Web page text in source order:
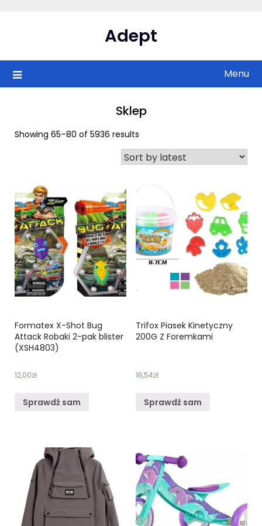
Adept
Menu
Sklep
Showing 65–80 of 5936 results
Formatex X-Shot Bug
Attack Robaki 2-pak blister
(XSH4803)
12,00zł
Sprawdź sam
Trifox Piasek Kinetyczny
200G Z Foremkami
16,54zł
Sprawdź sam